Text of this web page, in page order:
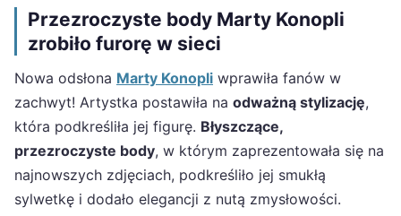
Przezroczyste body Marty Konopli
zrobiło furorę w sieci
Nowa odsłona Marty Konopli wprawiła fanów w
zachwyt! Artystka postawiła na odważną stylizację,
która podkreśliła jej figurę. Błyszczące,
przezroczyste body, w którym zaprezentowała się na
najnowszych zdjęciach, podkreśliło jej smukłą
sylwetkę i dodało elegancji z nutą zmysłowości.